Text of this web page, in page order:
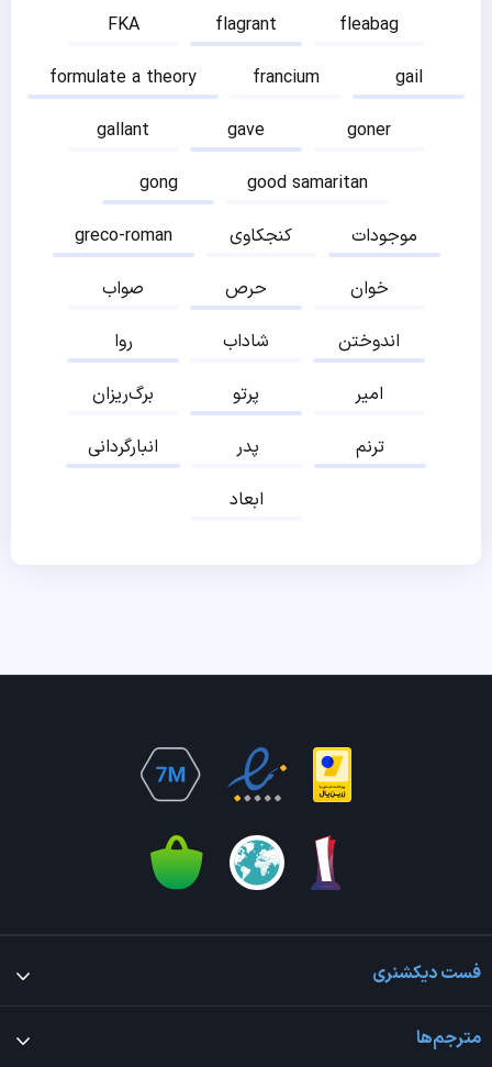
FKA
flagrant
fleabag
formulate a theory
francium
gail
gallant
gave
goner
gong
good samaritan
greco-roman
کنجکاوی
موجودات
صواب
حرص
خوان
روا
شاداب
اندوختن
برگ‌ریزان
پرتو
امیر
انبارگردانی
پدر
ترنم
ابعاد
فست دیکشنری
مترجم‌ها